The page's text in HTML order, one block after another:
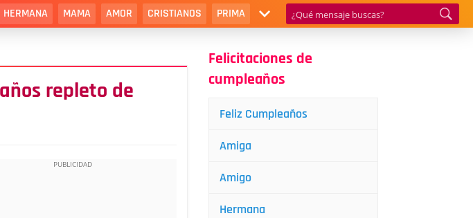
HERMANA MAMA AMOR CRISTIANOS PRIMA
repleto de
Felicitaciones de
cumpleaños
Feliz Cumpleaños
Amiga
Amigo
Hermana